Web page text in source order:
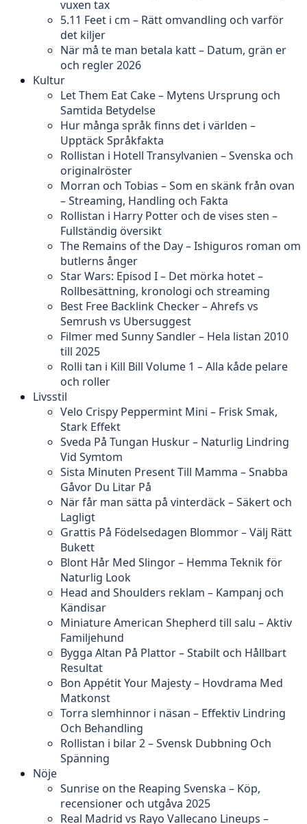
vuxen tax
5.11 Feet i cm – Rätt omvandling och varför
det kiljer
När må te man betala katt – Datum, grän er
och regler 2026
Kultur
Let Them Eat Cake – Mytens Ursprung och
Samtida Betydelse
Hur många språk finns det i världen –
Upptäck Språkfakta
Rollistan i Hotell Transylvanien – Svenska och
originalröster
Morran och Tobias – Som en skänk från ovan
– Streaming, Handling och Fakta
Rollistan i Harry Potter och de vises sten –
Fullständig översikt
The Remains of the Day – Ishiguros roman om
butlerns ånger
Star Wars: Episod I – Det mörka hotet –
Rollbesättning, kronologi och streaming
Best Free Backlink Checker – Ahrefs vs
Semrush vs Ubersuggest
Filmer med Sunny Sandler – Hela listan 2010
till 2025
Rolli tan i Kill Bill Volume 1 – Alla kåde pelare
och roller
Livsstil
Velo Crispy Peppermint Mini – Frisk Smak,
Stark Effekt
Sveda På Tungan Huskur – Naturlig Lindring
Vid Symtom
Sista Minuten Present Till Mamma – Snabba
Gåvor Du Litar På
När får man sätta på vinterdäck – Säkert och
Lagligt
Grattis På Födelsedagen Blommor – Välj Rätt
Bukett
Blont Hår Med Slingor – Hemma Teknik för
Naturlig Look
Head and Shoulders reklam – Kampanj och
Kändisar
Miniature American Shepherd till salu – Aktiv
Familjehund
Bygga Altan På Plattor – Stabilt och Hållbart
Resultat
Bon Appétit Your Majesty – Hovdrama Med
Matkonst
Torra slemhinnor i näsan – Effektiv Lindring
Och Behandling
Rollistan i bilar 2 – Svensk Dubbning Och
Spänning
Nöje
Sunrise on the Reaping Svenska – Köp,
recensioner och utgåva 2025
Real Madrid vs Rayo Vallecano Lineups –